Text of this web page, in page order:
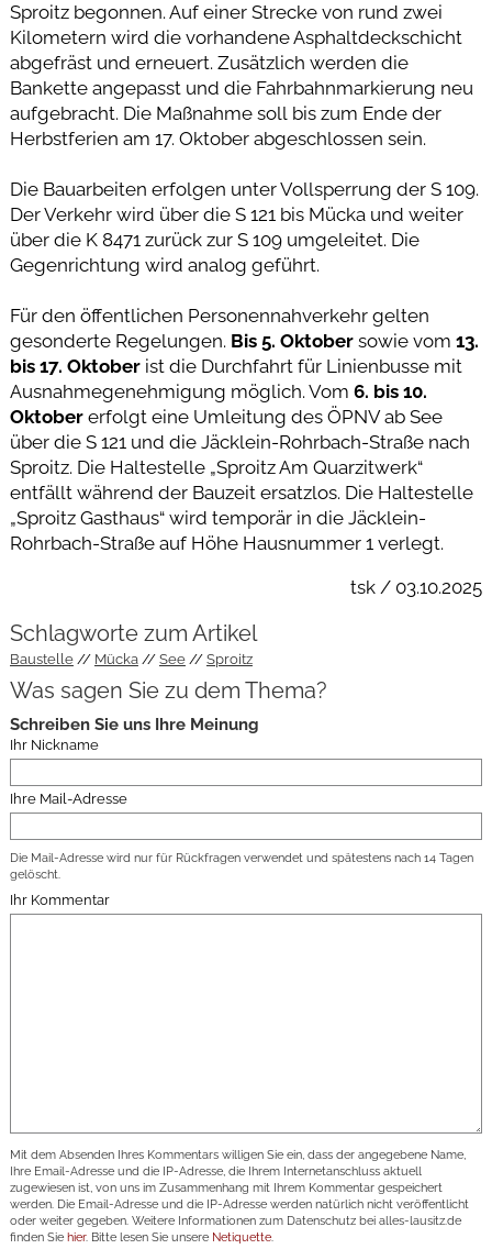
Sproitz begonnen. Auf einer Strecke von rund zwei
Kilometern wird die vorhandene Asphaltdeckschicht
abgefräst und erneuert. Zusätzlich werden die
Bankette angepasst und die Fahrbahnmarkierung neu
aufgebracht. Die Maßnahme soll bis zum Ende der
Herbstferien am 17. Oktober abgeschlossen sein.
Die Bauarbeiten erfolgen unter Vollsperrung der S 109.
Der Verkehr wird über die S 121 bis Mücka und weiter
über die K 8471 zurück zur S 109 umgeleitet. Die
Gegenrichtung wird analog geführt.
Für den öffentlichen Personennahverkehr gelten
gesonderte Regelungen. Bis 5. Oktobersowie vom 13.
bis 17. Oktober ist die Durchfahrt für Linienbusse mit
Ausnahmegenehmigung möglich. Vom 6. bis 10.
Oktobererfolgt eine Umleitung des ÖPNV ab See
über die S 121 und die Jäcklein-Rohrbach-Straße nach
Sproitz. Die Haltestelle „Sproitz Am Quarzitwerk“
entfällt während der Bauzeit ersatzlos. Die Haltestelle
„Sproitz Gasthaus“ wird temporär in die Jäcklein-
Rohrbach-Straße auf Höhe Hausnummer 1 verlegt.
tsk / 03.10.2025
Schlagworte zum Artikel
Baustelle Mücka See Sproitz
Was sagen Sie zu dem Thema?
Schreiben Sie uns Ihre Meinung
Ihr Nickname
Ihre Mail-Adresse
Die Mail-Adresse wird nur für Rückfragen verwendet und spätestens nach 14 Tagen
gelöscht.
Ihr Kommentar
Mit dem Absenden Ihres Kommentars willigen Sie ein, dass der angegebene Name,
Ihre Email-Adresse und die IP-Adresse, die Ihrem Internetanschluss aktuell
zugewiesen ist, von uns im Zusammenhang mit Ihrem Kommentar gespeichert
werden. Die Email-Adresse und die IP-Adresse werden natürlich nicht veröffentlicht
oder weiter gegeben. Weitere Informationen zum Datenschutz bei alles-lausitz.de
finden Sie hier. Bitte lesen Sie unsere Netiquette.